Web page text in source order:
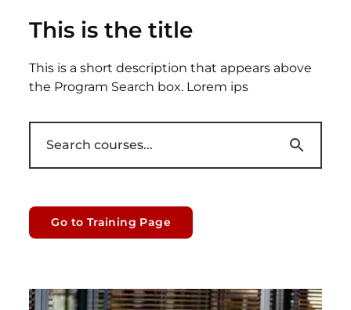
This is the title
This is a short description that appears above
the Program Search box. Lorem ips
Go to Training Page